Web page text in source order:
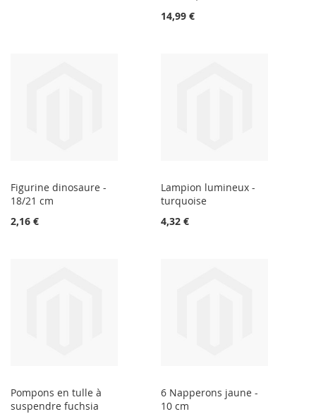
14,99 €
Figurine dinosaure -
18/21 cm
2,16 €
Lampion lumineux -
turquoise
4,32 €
Pompons en tulle à
suspendre fuchsia
6 Napperons jaune -
10 cm